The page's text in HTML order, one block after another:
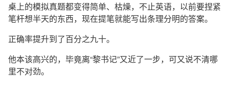
桌上的模拟真题都变得简单、枯燥，不止英语，以前要捏紧
笔杆想半天的东西，现在提笔就能写出条理分明的答案。
正确率提升到了百分之九十。
他本该高兴的，毕竟离“黎书记”又近了一步，可又说不清哪
里不对劲。